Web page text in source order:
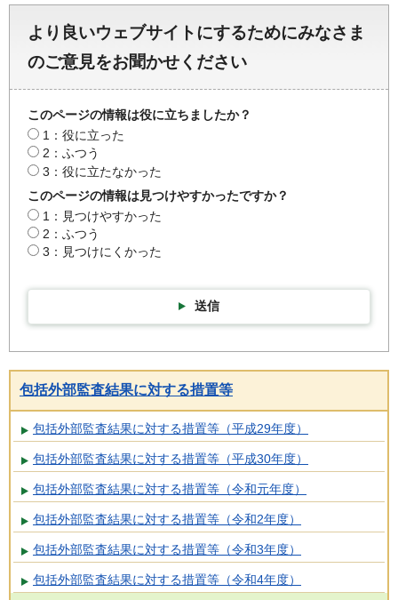
より良いウェブサイトにするためにみなさま
のご意見をお聞かせください
このページの情報は役に立ちましたか？
1：役に立った
2：ふつう
3：役に立たなかった
このページの情報は見つけやすかったですか？
1：見つけやすかった
2：ふつう
3：見つけにくかった
送信
包括外部監査結果に対する措置等
包括外部監査結果に対する措置等（平成29年度）
包括外部監査結果に対する措置等（平成30年度）
包括外部監査結果に対する措置等（令和元年度）
包括外部監査結果に対する措置等（令和2年度）
包括外部監査結果に対する措置等（令和3年度）
包括外部監査結果に対する措置等（令和4年度）